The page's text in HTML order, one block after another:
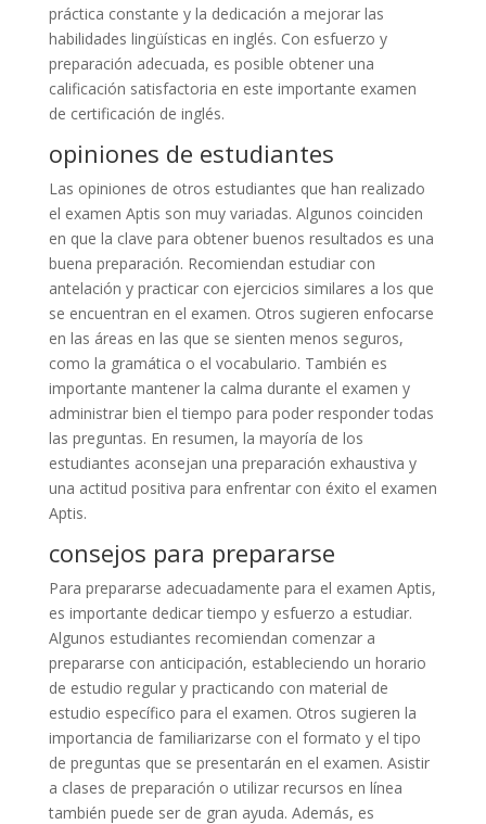
práctica constante y la dedicación a mejorar las
habilidades lingüísticas en inglés. Con esfuerzo y
preparación adecuada, es posible obtener una
calificación satisfactoria en este importante examen
de certificación de inglés.
opiniones de estudiantes
Las opiniones de otros estudiantes que han realizado
el examen Aptis son muy variadas. Algunos coinciden
en que la clave para obtener buenos resultados es una
buena preparación. Recomiendan estudiar con
antelación y practicar con ejercicios similares a los que
se encuentran en el examen. Otros sugieren enfocarse
en las áreas en las que se sienten menos seguros,
como la gramática o el vocabulario. También es
importante mantener la calma durante el examen y
administrar bien el tiempo para poder responder todas
las preguntas. En resumen, la mayoría de los
estudiantes aconsejan una preparación exhaustiva y
una actitud positiva para enfrentar con éxito el examen
Aptis.
consejos para prepararse
Para prepararse adecuadamente para el examen Aptis,
es importante dedicar tiempo y esfuerzo a estudiar.
Algunos estudiantes recomiendan comenzar a
prepararse con anticipación, estableciendo un horario
de estudio regular y practicando con material de
estudio específico para el examen. Otros sugieren la
importancia de familiarizarse con el formato y el tipo
de preguntas que se presentarán en el examen. Asistir
a clases de preparación o utilizar recursos en línea
también puede ser de gran ayuda. Además, es